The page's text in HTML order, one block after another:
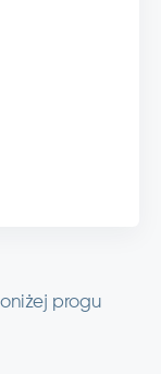
progu